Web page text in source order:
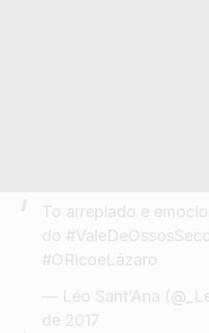
To arrepiado e
do
#ORicoeLázaro
— Léo Sant’Ana
de 2017